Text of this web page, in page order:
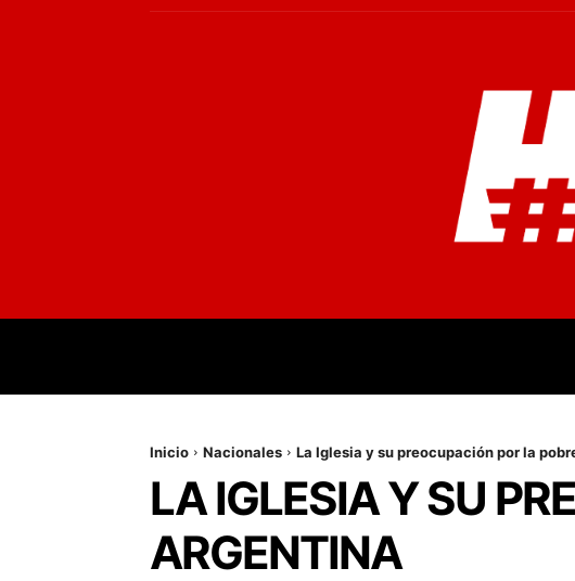
Inicio Nacionales La Iglesia y su preocupación por la
LA IGLESIA Y SU
ARGENTINA